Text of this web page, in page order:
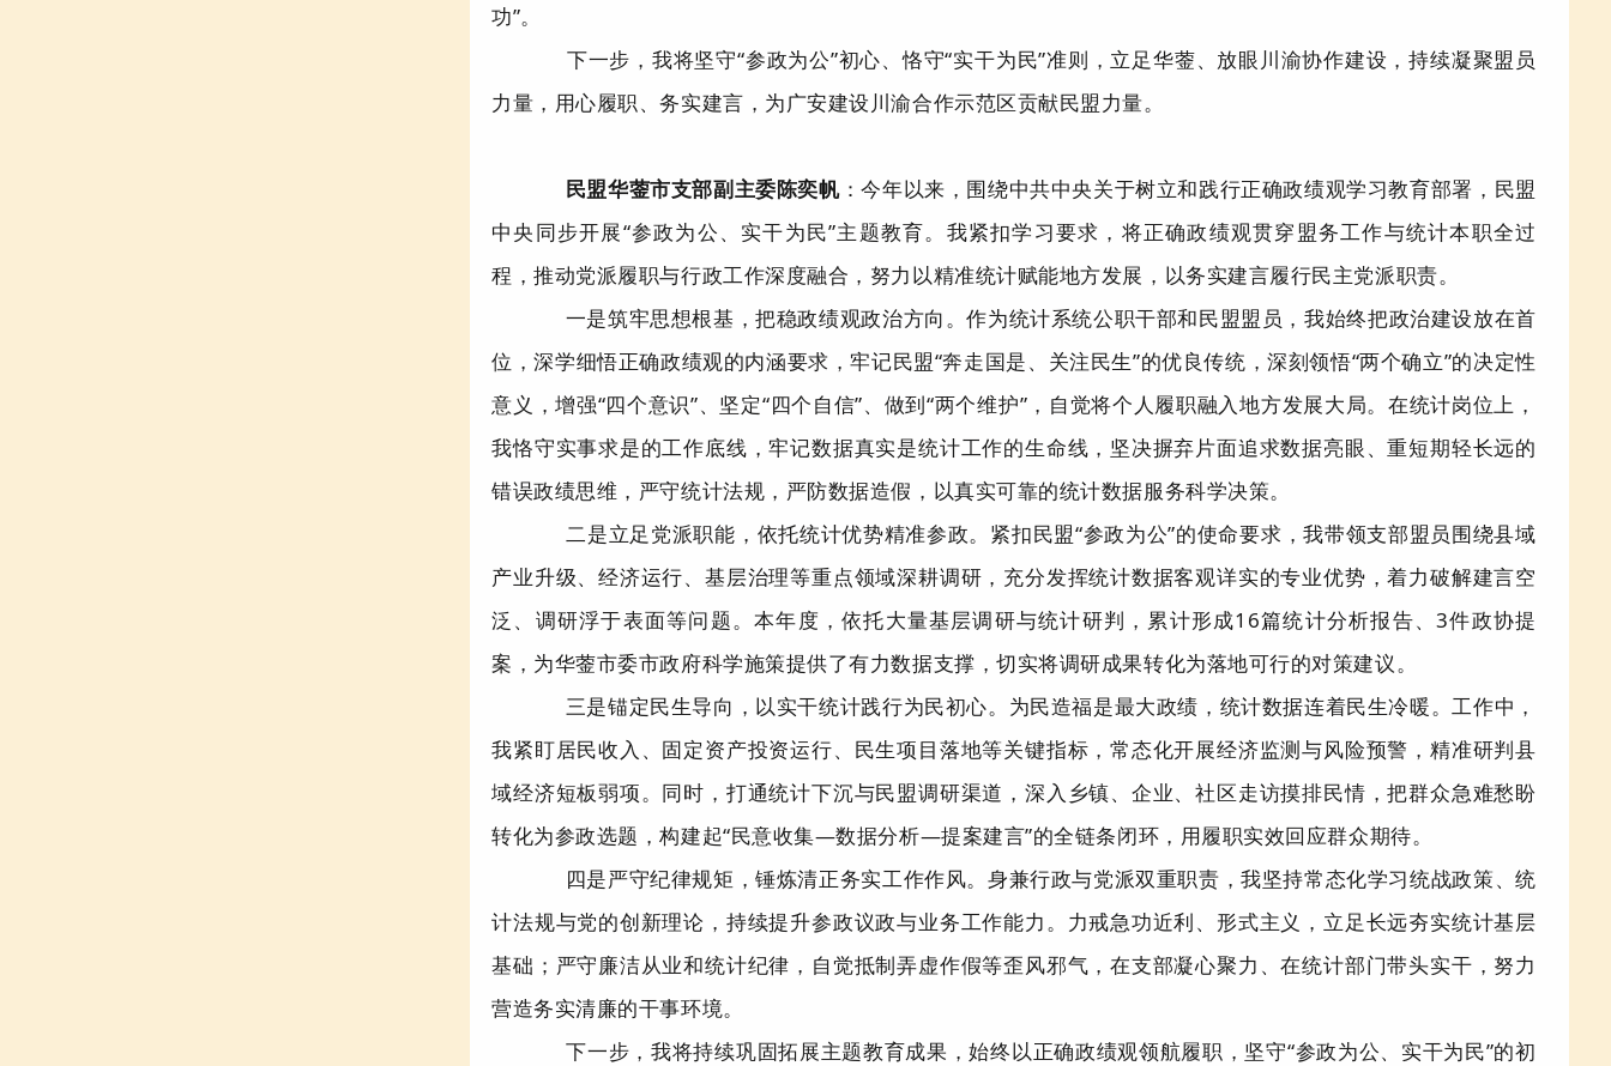
功”。
下一步，我将坚守“参政为公”初心、恪守“实干为民”准则，立足华蓥、放眼川渝协作建设，持续凝聚盟员
力量，用心履职、务实建言，为广安建设川渝合作示范区贡献民盟力量。
民盟华蓥市支部副主委陈奕帆：今年以来，围绕中共中央关于树立和践行正确政绩观学习教育部署，民盟
中央同步开展“参政为公、实干为民”主题教育。我紧扣学习要求，将正确政绩观贯穿盟务工作与统计本职全过
程，推动党派履职与行政工作深度融合，努力以精准统计赋能地方发展，以务实建言履行民主党派职责。
一是筑牢思想根基，把稳政绩观政治方向。作为统计系统公职干部和民盟盟 员，我始终把政治建设放在首
位，深学细悟正确政绩观的内涵要求，牢记民盟“奔走国是、关注民生”的优良传统，深刻领悟“两个确立”的决定性
意义，增强“四个意识”、坚定“四个自信”、做到“两个维护” ，自觉将个人履职融入地方发展大局。在统计岗位上，
我恪守实事求是的工作底线，牢记数据真实是统计工作的生命线，坚决摒弃片面追求数据亮眼、重短期轻长远的
错误政绩思维，严守统计法规，严防数据造假，以真实可靠的统计数据服务科学决策。
二是立足党派职能，依托统计优势精准参政。 紧扣民盟“参政为公”的使命要求，我带领支部盟员围绕县域
产业升级、经济运行、基层治理等重点领域深耕调研，充分发挥统计数据客观详实的专业优势，着力破解建言空
泛、调研浮于表面等问题。本年度，依托大量基层调研与统计研判，累计形成16篇统计分析报告、3件政协提
案，为华蓥市委市政府科学施策提供了有力数据支撑，切实将调研成果转化为落地可行的对策建议。
三是锚定民生导向，以实干统计践行为民初心。 为民造福是最大政绩，统计数据连着民生冷暖。工作中，
我紧盯居民收入、固定资产投资运行、民生项目落地等关键指标，常态化开展经济监测与风险预警，精准研判县
域经济短板弱项。同时，打通统计下沉与民盟调研渠道，深入乡镇、企业、社区走访摸排民情，把群众急难愁盼
转化为参政选题，构建起“民意收集—数据分析—提案建言”的全链条闭环，用履职实效回应群众期待。
四是严守纪律规矩，锤炼清正务实工作作风。 身兼行政与党派双重职责，我坚持常态化学习统战政策、统
计法规与党的创新理论，持续提升参政议政与业务工作能力。力戒急功近利、形式主义，立足长远夯实统计基层
基础；严守廉洁从业和统计纪律，自觉抵制弄虚作假等歪风邪气，在支部凝心聚力、在统计部门带头实干，努力
营造务实清廉的干事环境。
下一步，我将持续巩固拓展主题教育成果 ，始终以正确政绩观领航履职，坚守“参政为公、实干为民”的初